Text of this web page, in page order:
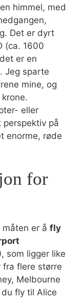
himmel, med
Det er dyrt
(ca. 1600
er en
Jeg sparte
mine, og
eller
på
enorme, røde
for
måten er å fly
, som ligger like
fra flere større
Melbourne
fly til Alice